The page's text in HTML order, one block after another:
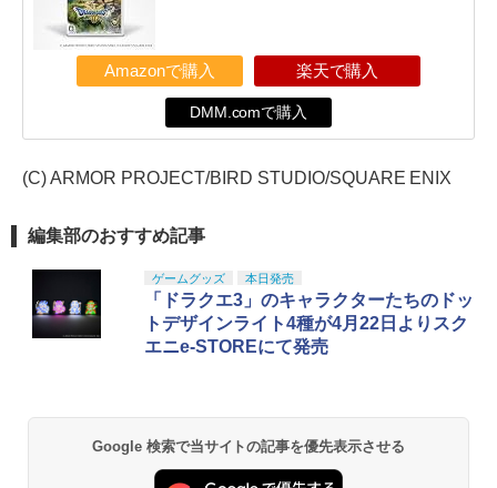
Amazonで購入 楽天で購入
DMM.comで購入
(C) ARMOR PROJECT/BIRD STUDIO/SQUARE ENIX
編集部のおすすめ記事
ゲームグッズ 本日発売
「ドラクエ3」のキャラクターたちのドッ
トデザインライト4種が4月22日よりスク
エニe-STOREにて発売
Google 検索で当サイトの記事を優先表示させる